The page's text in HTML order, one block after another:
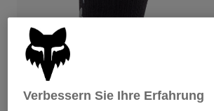
Hosen
Kurze Hosen
Jacken
Hosen
Handschuhe
Alle anzeigen
Damen
Brillen
Socken
Alle anzeigen
Verbessern Sie Ihre Erfahrung